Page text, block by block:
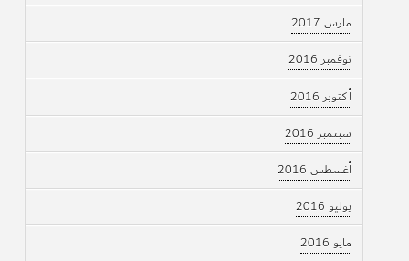
مارس 2017
نوفمبر 2016
أكتوبر 2016
سبتمبر 2016
أغسطس 2016
يوليو 2016
مايو 2016